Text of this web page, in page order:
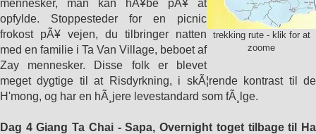
trekking rute - klik for at
zoome
mennesker, man kan hÃ¥be pÃ¥ at
opfylde. Stoppesteder for en picnic
frokost pÃ¥ vejen, du tilbringer natten
med en familie i Ta Van Village, beboet af
Zay mennesker. Disse folk er blevet
meget dygtige til at Risdyrkning, i skÃ¦rende kontrast til de
H'mong, og har en hÃ¸jere levestandard som fÃ¸lge.
Dag 4 Giang Ta Chai - Sapa, Overnight toget tilbage til Ha